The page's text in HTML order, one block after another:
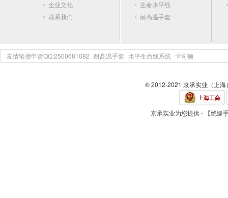
企业文化
联系我们
生命水平线
耐高温手套
友情链接申请QQ:2500681082 耐高温手套 水平生命线系统 卡司顿
© 2012-2021 京承实业（上
京承实业为您提供 - 【绝缘